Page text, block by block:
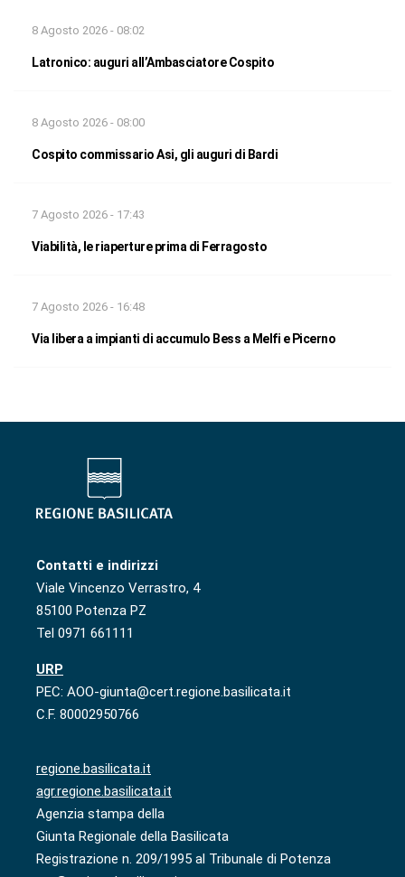
8 Agosto 2026 - 08:02
Latronico: auguri all’Ambasciatore Cospito
8 Agosto 2026 - 08:00
Cospito commissario Asi, gli auguri di Bardi
7 Agosto 2026 - 17:43
Viabilità, le riaperture prima di Ferragosto
7 Agosto 2026 - 16:48
Via libera a impianti di accumulo Bess a Melfi e Picerno
Contatti e indirizzi
Viale Vincenzo Verrastro, 4
85100 Potenza PZ
Tel 0971 661111
URP
PEC: AOO-giunta@cert.regione.basilicata.it
C.F. 80002950766
regione.basilicata.it
agr.regione.basilicata.it
Agenzia stampa della
Giunta Regionale della Basilicata
Registrazione n. 209/1995 al Tribunale di Potenza